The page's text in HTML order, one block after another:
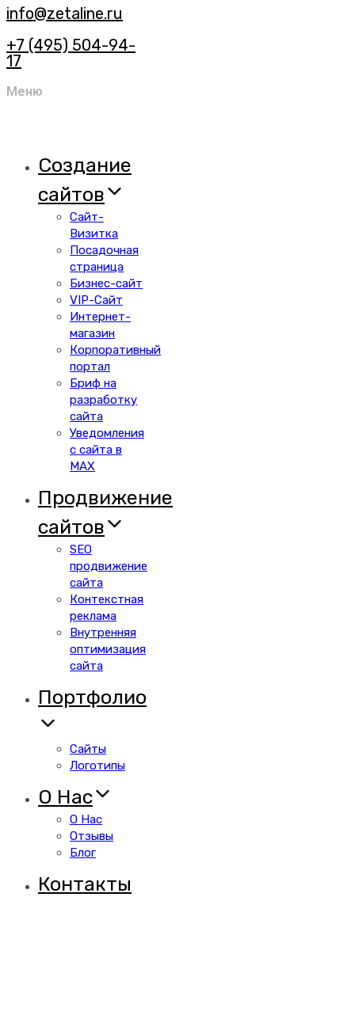
info@zetaline.ru
+7 (495) 504-94-
17
Меню
Создание
сайтов
Сайт-
Визитка
Посадочная
страница
Бизнес-сайт
VIP-Сайт
Интернет-
магазин
Корпоративный
портал
Бриф на
разработку
сайта
Уведомления
с сайта в
MAX
Продвижение
сайтов
SEO
продвижение
сайта
Контекстная
реклама
Внутренняя
оптимизация
сайта
Портфолио
Сайты
Логотипы
О Нас
О Нас
Отзывы
Блог
Контакты